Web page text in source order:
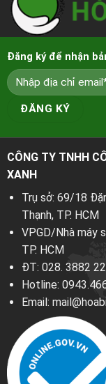
Đăng ký để nhận
CÔNG TY TNHH
XANH
Trụ sở: 69/18
Thạnh, TP. HCM
VPGD/Nhà máy
TP. HCM
ĐT: 028. 3882
Hotline:
Email: